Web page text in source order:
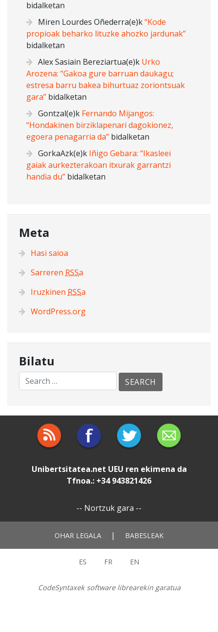
bidalketan
Miren Lourdes Oñederra(e)k“Kode
propioak beharko lituzke ahozko jardunak”
bidalketan
Alex Sasiain Bereziartua(e)k Urko
Arozena: “Gakoa gure barruan daukagu;
estresa barru bakea bihurtuaz zoriontsuak
gara” bidalketan
Gontzal(e)k Fernando Mijangos:
“Hondakinen birziklapenari dagokionez,
egoera penagarria da” bidalketan
GorkaAzk(e)k Iñigo Gebara: “Ikasleei
gaiak aurkezterakoan itxurak garrantzi
handia du” bidalketan
Meta
Hasi saioa
Sarreren RSSa
Iruzkinen RSSa
WordPress.org
Bilatu
Unibertsitatea.net UEU ren ekimena da
Tfnoa.: +34 943821426
-- Nortzuk gara --
OHAR LEGALA | BABESLEAK
ES FR EN
CodeSyntaxek software librearekin garatua